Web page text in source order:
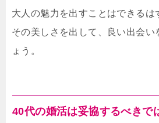
大人の魅力を出すことはできるは
その美しさを出して、良い出会い
ょう。
40代の婚活は妥協するべきで